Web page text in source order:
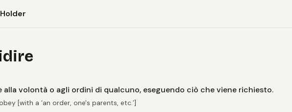
alla volontà o agli ordini di qualcuno, eseguendo ciò che viene richiesto.
[with a ‘an order, one's parents, etc.’]